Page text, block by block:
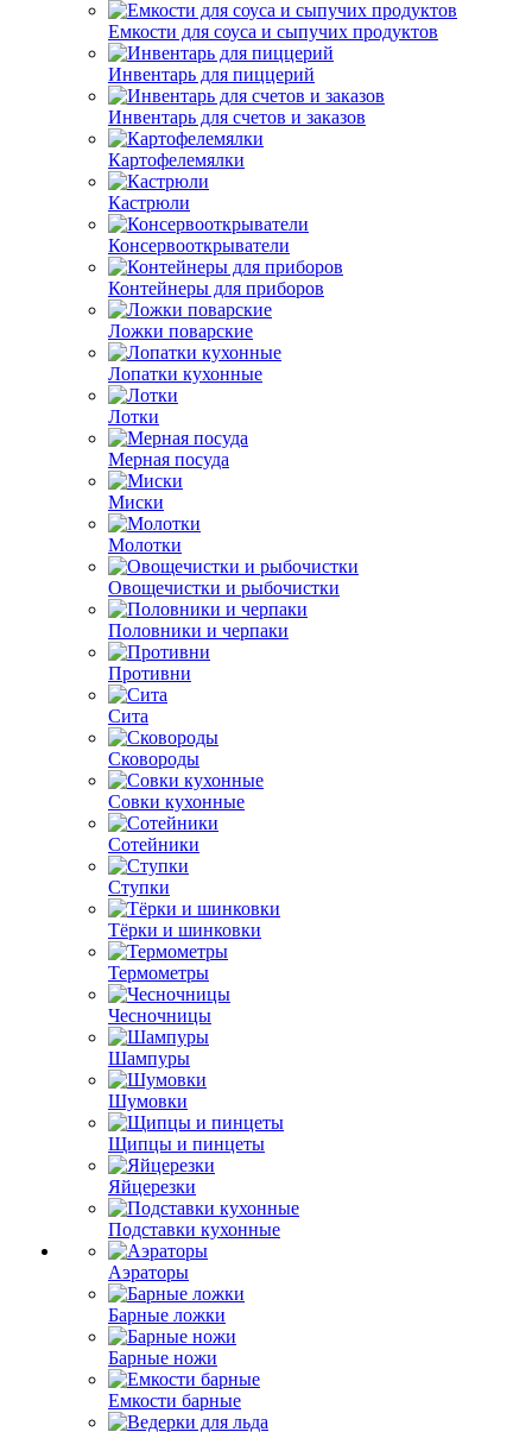
Емкости для соуса и сыпучих продуктов
Инвентарь для пиццерий
Инвентарь для счетов и заказов
Картофелемялки
Кастрюли
Консервооткрыватели
Контейнеры для приборов
Ложки поварские
Лопатки кухонные
Лотки
Мерная посуда
Миски
Молотки
Овощечистки и рыбочистки
Половники и черпаки
Противни
Сита
Сковороды
Совки кухонные
Сотейники
Ступки
Тёрки и шинковки
Термометры
Чесночницы
Шампуры
Шумовки
Щипцы и пинцеты
Яйцерезки
Подставки кухонные
Аэраторы
Барные ложки
Барные ножи
Емкости барные